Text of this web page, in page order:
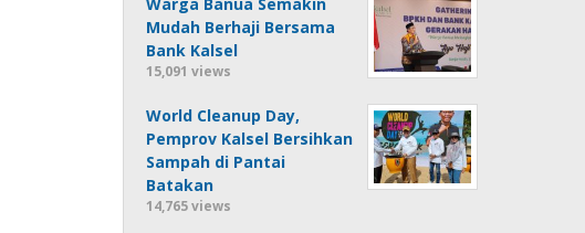
Mudah Berhaji Bersama
Bank Kalsel
15,091 views
World Cleanup Day,
Pemprov Kalsel Bersihkan
Sampah di Pantai
Batakan
14,765 views